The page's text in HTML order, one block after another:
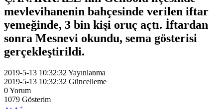
mevlevihanenin bahçesinde verilen iftar
yemeğinde, 3 bin kişi oruç açtı. İftardan
sonra Mesnevi okundu, sema gösterisi
gerçekleştirildi.
2019-5-13 10:32:32 Yayınlanma
2019-5-13 10:32:32 Güncelleme
0Yorum
1079 Gösterim